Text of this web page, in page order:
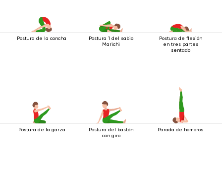
Postura de la concha
Postura 1 del sabio
Marichi
Postura de flexión
en tres partes
sentado
Postura de la garza
Postura del bastón
con giro
Parada de hombros